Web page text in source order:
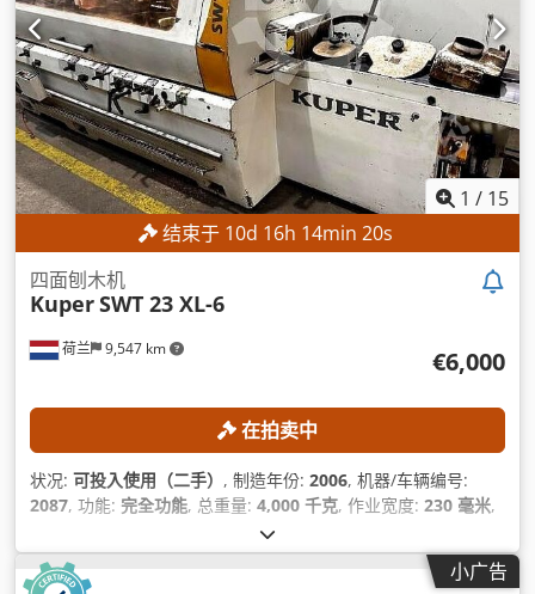
1 / 15
结束于 10d 16h 14min 18s
荷兰 9,547 km
四面刨木机
KuperSWT 23 XL-6
€6,000
在拍卖中
状况: 可投入使用（二手） , 制造年份: 2006, 机器/车辆编号:
2087, 功能: 完全功能, 总重量: 4,000 千克, 作业宽度: 230 毫米,
, 主轴速度（最大）:
125 毫米,
小广告